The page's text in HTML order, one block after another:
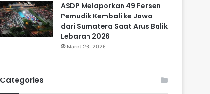
ASDP Melaporkan 49 Persen
Pemudik Kembali ke Jawa
dari Sumatera Saat Arus Balik
Lebaran 2026
Maret 26, 2026
Categories